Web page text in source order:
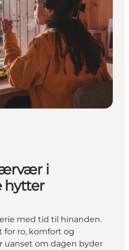
i
hytter
med tid til hinanden.
for ro, komfort og
uanset om dagen byder